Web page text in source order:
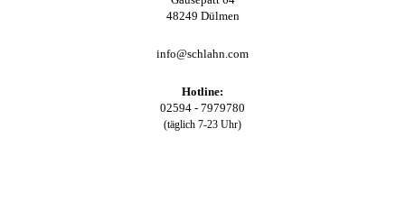
48249 Dülmen
info@schlahn.com
Hotline:
02594 - 7979780
(täglich 7-23 Uhr)